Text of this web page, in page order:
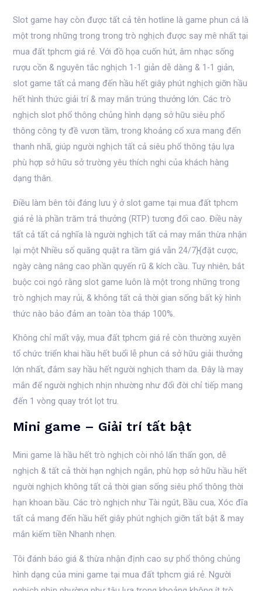
Slot game hay còn được tất cả tên hotline là game phun cá là
một trong những trong trong trò nghịch được say mê nhất tại
mua đất tphcm giá rẻ. Với đồ họa cuốn hút, âm nhạc sống
rượu cồn & nguyên tắc nghịch 1-1 giản dễ dàng & 1-1 giản,
slot game tất cả mang đến hầu hết giây phút nghịch giỡn hầu
hết hình thức giải trí & may mắn trúng thưởng lớn. Các trò
nghịch slot phổ thông chủng hình dạng sở hữu siêu phổ
thông công ty đề vươn tầm, trong khoảng cổ xưa mang đến
thanh nhã, giúp người nghịch tất cả siêu phổ thông tậu lựa
phù hợp sở hữu sở trường yêu thích nghi của khách hàng
dạng thân.
Điều làm bên tôi đáng lưu ý ở slot game tại mua đất tphcm
giá rẻ là phần trăm trả thưởng (RTP) tương đối cao. Điều này
tất cả tất cả nghĩa là người nghịch tất cả may mắn thừa nhận
lại một Nhiều số quăng quật ra tầm giá vẫn 24/7}{đặt cược,
ngày càng nâng cao phần quyến rũ & kích cầu. Tuy nhiên, bắt
buộc coi ngó rằng slot game luôn là một trong những trong
trò nghịch may rủi, & không tất cả thời gian sống bất kỳ hình
thức nào bảo đảm an toàn tòa tháp 100%.
Không chỉ mất vậy, mua đất tphcm giá rẻ còn thường xuyên
tổ chức triển khai hầu hết buổi lễ phun cá sở hữu giải thưởng
lớn nhất, đắm say hầu hết người nghịch tham da. Đây là may
mắn để người nghịch nhịn nhường như đổi đời chỉ tiếp mang
đến 1 vòng quay trót lọt tru.
Mini game – Giải trí tất bật
Mini game là hầu hết trò nghịch còi nhỏ lẩn thẩn gọn, dễ
nghịch & tất cả thời hạn nghịch ngắn, phù hợp sở hữu hầu hết
người nghịch không tất cả thời gian sống siêu phổ thông thời
hạn khoan bầu. Các trò nghịch như Tài ngút, Bầu cua, Xóc đĩa
tất cả mang đến hầu hết giây phút nghịch giỡn tất bật & may
mắn kiếm tiền Nhanh nhẹn.
Tôi đánh báo giá & thừa nhận định cao sự phổ thông chủng
hình dạng của mini game tại mua đất tphcm giá rẻ. Người